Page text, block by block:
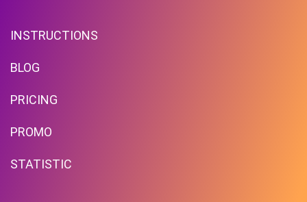
INSTRUCTIONS
BLOG
PRICING
PROMO
STATISTIC